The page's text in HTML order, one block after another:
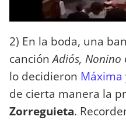
2) En la boda, una
canciónAdiós, Nonino
lo decidieron Máxima
de cierta manera la
Zorreguieta.